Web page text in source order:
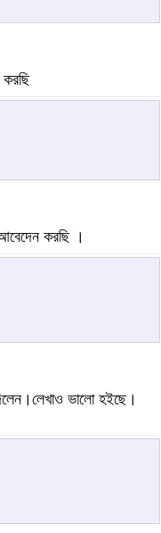
করছি
করছি ।
ভালো হইছে।